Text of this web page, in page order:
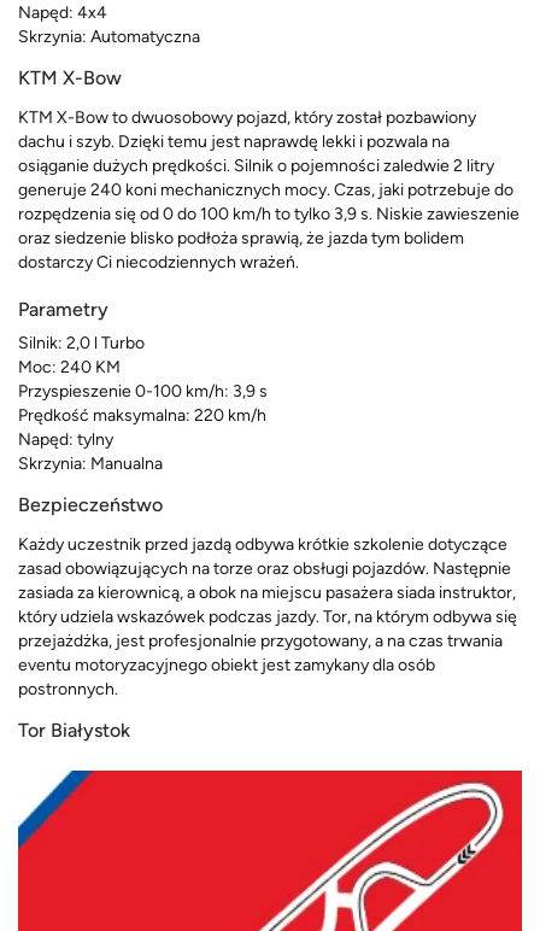
Napęd: 4x4
Skrzynia: Automatyczna
KTM X-Bow
KTM X-Bow to dwuosobowy pojazd, który został pozbawiony
dachu i szyb. Dzięki temu jest naprawdę lekki i pozwala na
osiąganie dużych prędkości. Silnik o pojemności zaledwie 2 litry
generuje 240 koni mechanicznych mocy. Czas, jaki potrzebuje do
rozpędzenia się od 0 do 100 km/h to tylko 3,9 s. Niskie zawieszenie
oraz siedzenie blisko podłoża sprawią, że jazda tym bolidem
dostarczy Ci niecodziennych wrażeń.
Parametry
Silnik: 2,0 l Turbo
Moc: 240 KM
Przyspieszenie 0-100 km/h: 3,9 s
Prędkość maksymalna: 220 km/h
Napęd: tylny
Skrzynia: Manualna
Bezpieczeństwo
Każdy uczestnik przed jazdą odbywa krótkie szkolenie dotyczące
zasad obowiązujących na torze oraz obsługi pojazdów. Następnie
zasiada za kierownicą, a obok na miejscu pasażera siada instruktor,
który udziela wskazówek podczas jazdy. Tor, na którym odbywa się
przejażdżka, jest profesjonalnie przygotowany, a na czas trwania
eventu motoryzacyjnego obiekt jest zamykany dla osób
postronnych.
Tor Białystok